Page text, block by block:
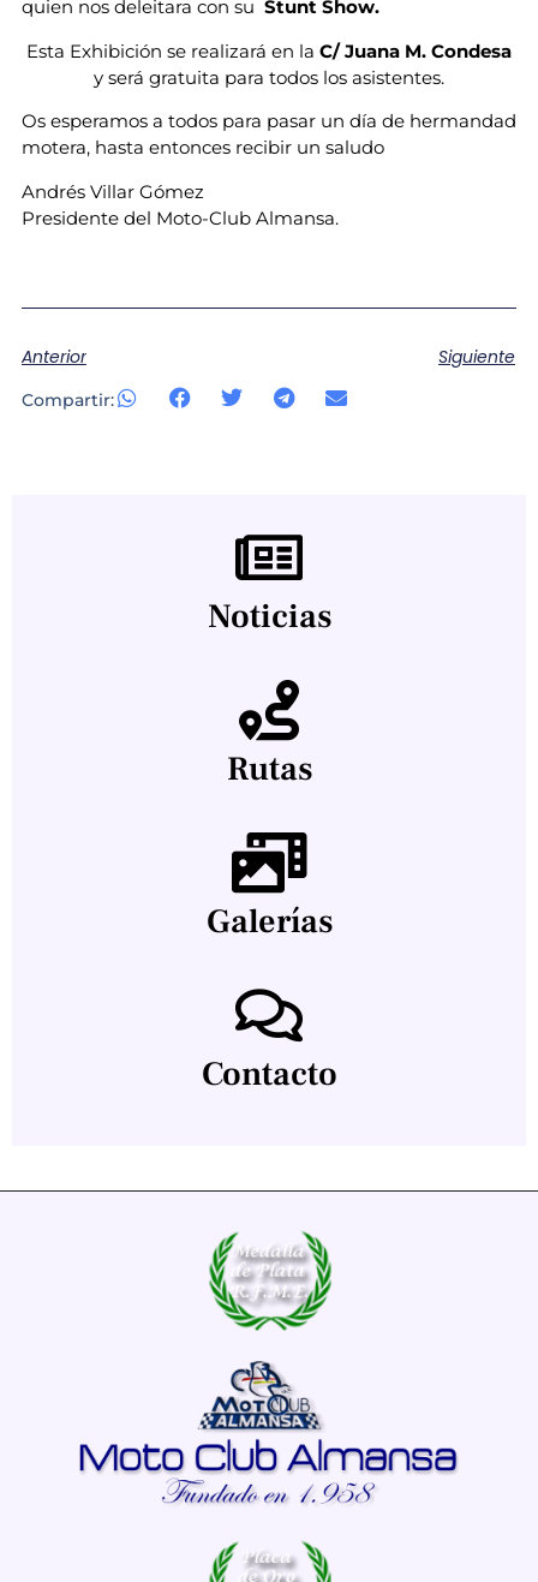
quien nos deleitara con su Stunt Show.
Esta Exhibición se realizará en la C/ Juana M. Condesa
y será gratuita para todos los asistentes.
Os esperamos a todos para pasar un día de hermandad
motera, hasta entonces recibir un saludo
Andrés Villar Gómez
Presidente del Moto-Club Almansa.
Anterior Siguiente
Compartir:
Noticias
Rutas
Galerías
Contacto